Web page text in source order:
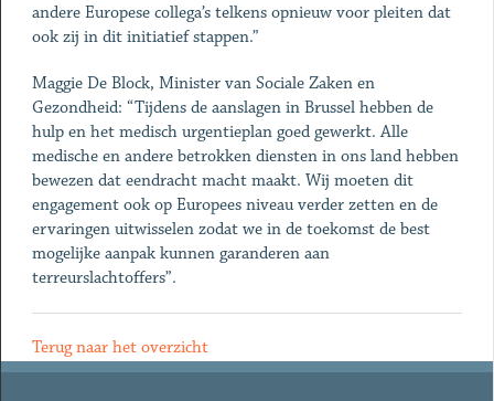
andere Europese collega’s telkens opnieuw voor pleiten dat
ook zij in dit initiatief stappen.”
Maggie De Block, Minister van Sociale Zaken en
Gezondheid: “Tijdens de aanslagen in Brussel hebben de
hulp en het medisch urgentieplan goed gewerkt. Alle
medische en andere betrokken diensten in ons land hebben
bewezen dat eendracht macht maakt. Wij moeten dit
engagement ook op Europees niveau verder zetten en de
ervaringen uitwisselen zodat we in de toekomst de best
mogelijke aanpak kunnen garanderen aan
terreurslachtoffers”.
Terug naar het overzicht